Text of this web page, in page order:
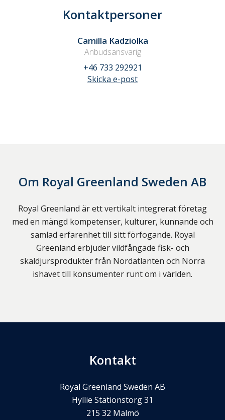
Kontaktpersoner
Camilla Kadziolka
Anbudsansvarig
+46 733 292921
Skicka e-post
Om Royal Greenland Sweden AB
Royal Greenland är ett vertikalt integrerat företag
med en mängd kompetenser, kulturer, kunnande och
samlad erfarenhet till sitt förfogande. Royal
Greenland erbjuder vildfångade fisk- och
skaldjursprodukter från Nordatlanten och Norra
ishavet till konsumenter runt om i världen.
Kontakt
Royal Greenland Sweden AB
Hyllie Stationstorg 31
215 32 Malmö